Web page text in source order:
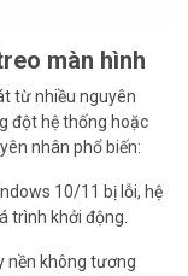
màn hình
từ nhiều nguyên
đột hệ thống hoặc
nhân phổ biến:
10/11 bị lỗi, hệ
trình khởi động.
nền không tương